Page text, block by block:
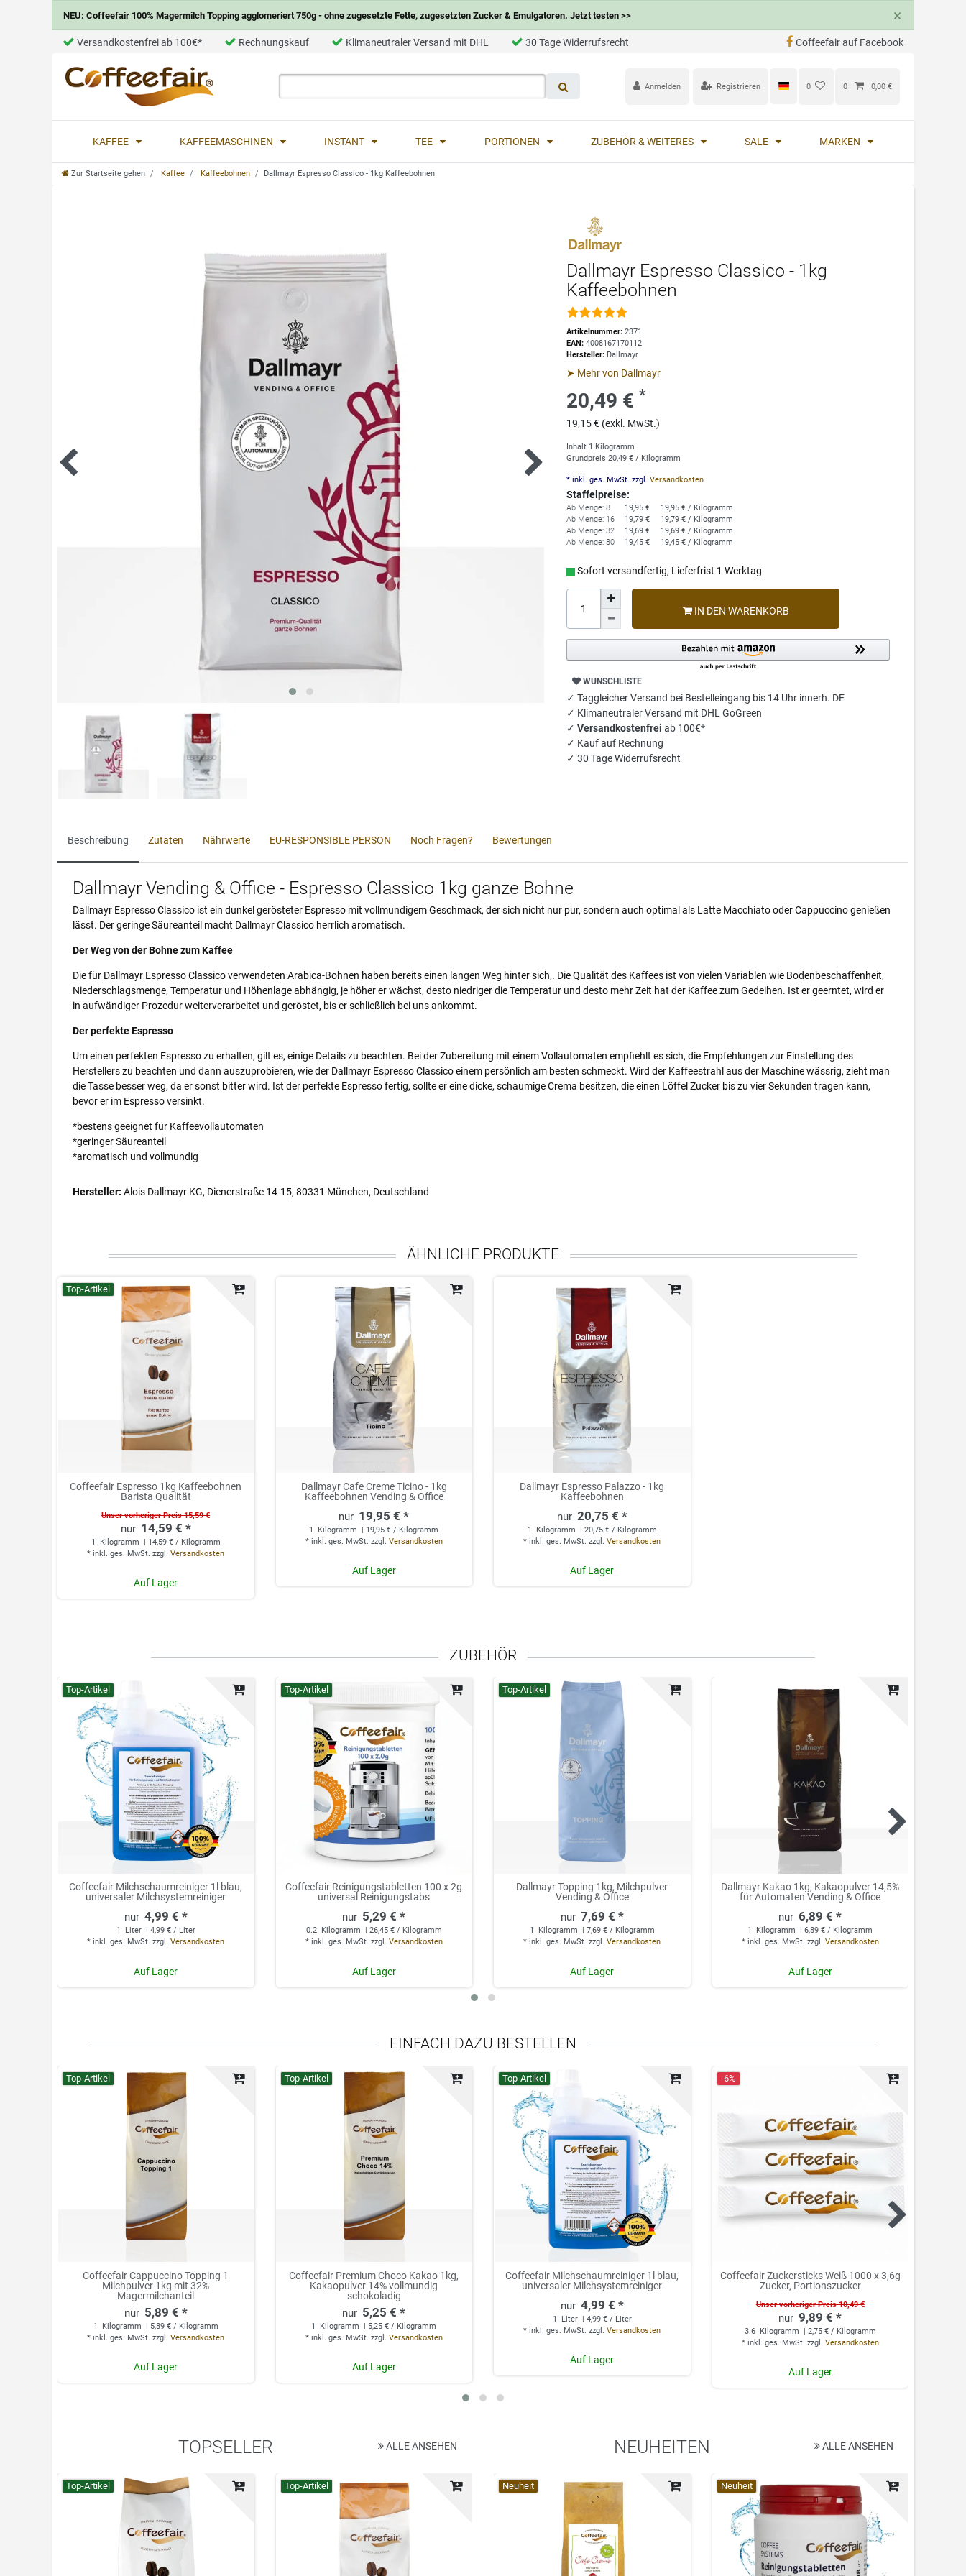
NEU: Coffeefair 100% Magermilch Topping agglomeriert 750g - ohne zugesetzte Fette, zugesetzten Zucker & Emulgatoren. Jetzt testen >> ×
Versandkostenfrei ab 100€* Rechnungskauf Klimaneutraler Versand mit DHL 30 Tage Widerrufsrecht Coffeefair auf Facebook
Anmelden Registrieren 0 0 0,00 €
KAFFEE KAFFEEMASCHINEN INSTANT TEE PORTIONEN ZUBEHÖR & WEITERES SALE MARKEN
Zur Startseite gehen Kaffee Kaffeebohnen Dallmayr Espresso Classico - 1kg Kaffeebohnen
Dallmayr Espresso Classico - 1kg
Kaffeebohnen
Artikelnummer:2371
EAN:4008167170112
Hersteller: Dallmayr
➤ Mehr von Dallmayr
20,49 €*
19,15 € (exkl. MwSt.)
Inhalt 1 Kilogramm
Grundpreis20,49 € / Kilogramm
* inkl. ges. MwSt. zzgl. Versandkosten
Staffelpreise:
Ab Menge: 8 19,95 €
19,95 € / Kilogramm
Ab Menge: 16
19,79 €
19,79 € / Kilogramm
Ab Menge: 32
19,69 €
19,69 € / Kilogramm
Ab Menge: 80
19,45 € 19,45 € / Kilogramm
Sofort versandfertig, Lieferfrist 1 Werktag
IN DEN WARENKORB
WUNSCHLISTE
✓ Taggleicher Versand bei Bestelleingang bis 14 Uhr innerh. DE
✓ Klimaneutraler Versand mit DHL GoGreen
✓Versandkostenfreiab 100€*
✓ Kauf auf Rechnung
✓ 30 Tage Widerrufsrecht
Beschreibung Zutaten Nährwerte EU-RESPONSIBLE PERSON Noch Fragen? Bewertungen
Dallmayr Vending & Office - Espresso Classico 1kg ganze Bohne
Dallmayr Espresso Classico ist ein dunkel gerösteter Espresso mit vollmundigem Geschmack, der sich nicht nur pur, sondern auch optimal als Latte Macchiato oder Cappuccino genießen
lässt. Der geringe Säureanteil macht Dallmayr Classico herrlich aromatisch.
Der Weg von der Bohne zum Kaffee
Die für Dallmayr Espresso Classico verwendeten Arabica-Bohnen haben bereits einen langen Weg hinter sich,. Die Qualität des Kaffees ist von vielen Variablen wie Bodenbeschaffenheit,
Niederschlagsmenge, Temperatur und Höhenlage abhängig, je höher er wächst, desto niedriger die Temperatur und desto mehr Zeit hat der Kaffee zum Gedeihen. Ist er geerntet, wird er
in aufwändiger Prozedur weiterverarbeitet und geröstet, bis er schließlich bei uns ankommt.
Der perfekte Espresso
Um einen perfekten Espresso zu erhalten, gilt es, einige Details zu beachten. Bei der Zubereitung mit einem Vollautomaten empfiehlt es sich, die Empfehlungen zur Einstellung des
Herstellers zu beachten und dann auszuprobieren, wie der Dallmayr Espresso Classico einem persönlich am besten schmeckt. Wird der Kaffeestrahl aus der Maschine wässrig, zieht man
die Tasse besser weg, da er sonst bitter wird. Ist der perfekte Espresso fertig, sollte er eine dicke, schaumige Crema besitzen, die einen Löffel Zucker bis zu vier Sekunden tragen kann,
bevor er im Espresso versinkt.
*bestens geeignet für Kaffeevollautomaten
*geringer Säureanteil
*aromatisch und vollmundig
Hersteller: Alois Dallmayr KG, Dienerstraße 14-15, 80331 München, Deutschland
ÄHNLICHE PRODUKTE
Top-Artikel
Coffeefair Espresso 1kg Kaffeebohnen
Barista Qualität
Unser vorheriger Preis 15,59 €
14,59 € *
1 Kilogramm
| 14,59 € / Kilogramm
*inkl. ges. MwSt. zzgl.Versandkosten
Auf Lager
Dallmayr Cafe Creme Ticino - 1kg
Kaffeebohnen Vending & Office
19,95 € *
1 Kilogramm
| 19,95 € / Kilogramm
* inkl. ges. MwSt. zzgl. Versandkosten
Auf Lager
Dallmayr Espresso Palazzo - 1kg
Kaffeebohnen
20,75 € *
1 Kilogramm
| 20,75 € / Kilogramm
*inkl. ges. MwSt. zzgl.Versandkosten
Auf Lager
ZUBEHÖR
Top-Artikel
Coffeefair Milchschaumreiniger 1l blau,
universaler Milchsystemreiniger
4,99 € *
1 Liter
| 4,99 € / Liter
*inkl. ges. MwSt. zzgl.Versandkosten
Auf Lager
Top-Artikel
Coffeefair Reinigungstabletten 100 x 2g
universal Reinigungstabs
5,29 € *
0.2 Kilogramm
| 26,45 € / Kilogramm
* inkl. ges. MwSt. zzgl. Versandkosten
Auf Lager
Top-Artikel
Dallmayr Topping 1kg, Milchpulver
Vending & Office
7,69 € *
1 Kilogramm
| 7,69 € / Kilogramm
*inkl. ges. MwSt. zzgl.Versandkosten
Auf Lager
Dallmayr Kakao 1kg, Kakaopulver 14,5%
für Automaten Vending & Office
6,89 € *
1 Kilogramm
| 6,89 € / Kilogramm
* inkl. ges. MwSt. zzgl. Versandkosten
Auf Lager
EINFACH DAZU BESTELLEN
Top-Artikel
Coffeefair Cappuccino Topping 1
Milchpulver 1kg mit 32%
Magermilchanteil
5,89 € *
1 Kilogramm
| 5,89 € / Kilogramm
*inkl. ges. MwSt. zzgl.Versandkosten
Auf Lager
Top-Artikel
Coffeefair Premium Choco Kakao 1kg,
Kakaopulver 14% vollmundig
schokoladig
5,25 € *
1 Kilogramm
| 5,25 € / Kilogramm
* inkl. ges. MwSt. zzgl. Versandkosten
Auf Lager
Top-Artikel
Coffeefair Milchschaumreiniger 1l blau,
universaler Milchsystemreiniger
4,99 € *
1 Liter | 4,99 € / Liter
*inkl. ges. MwSt. zzgl.Versandkosten
Auf Lager
-6%
Coffeefair Zuckersticks Weiß 1000 x 3,6g
Zucker, Portionszucker
Unser vorheriger Preis 10,49 €
9,89 € *
3.6 Kilogramm
| 2,75 € / Kilogramm
* inkl. ges. MwSt. zzgl. Versandkosten
Auf Lager
TOPSELLER ALLE ANSEHEN
Top-Artikel Top-Artikel Top-Artikel Top-Artikel
NEUHEITEN ALLE ANSEHEN
Neuheit Neuheit